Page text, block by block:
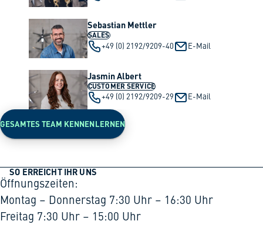
Sebastian Mettler
SALES
+49 (0) 2192/9209-40 E-Mail
Jasmin Albert
CUSTOMER SERVICE
+49 (0) 2192/9209-29 E-Mail
GESAMTES TEAM KENNENLERNEN
SO ERREICHT IHR UNS
Öffnungszeiten:
Montag – Donnerstag 7:30 Uhr – 16:30 Uhr
Freitag 7:30 Uhr – 15:00 Uhr